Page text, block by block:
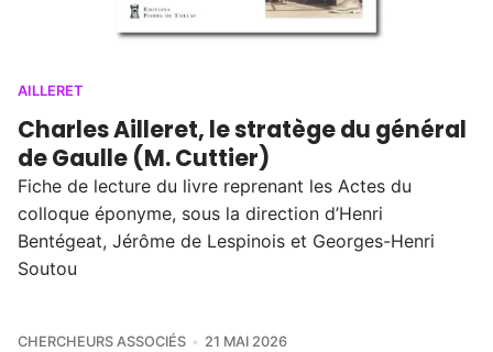
AILLERET
Charles Ailleret, le stratège du général
de Gaulle (M. Cuttier)
Fiche de lecture du livre reprenant les Actes du
colloque éponyme, sous la direction d’Henri
Bentégeat, Jérôme de Lespinois et Georges-Henri
Soutou
CHERCHEURS ASSOCIÉS 21 MAI 2026